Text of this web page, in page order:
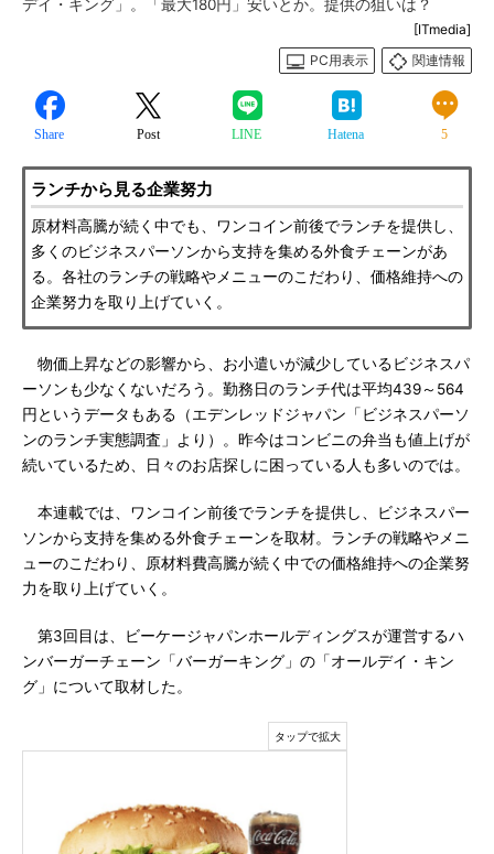
デイ・キング」。「最大180円」安いとか。提供の狙いは？
[ITmedia]
PC用表示
関連情報
Share Post LINE Hatena 5
ランチから見る企業努力
原材料高騰が続く中でも、ワンコイン前後でランチを提供し、
多くのビジネスパーソンから支持を集める外食チェーンがあ
る。各社のランチの戦略やメニューのこだわり、価格維持への
企業努力を取り上げていく。
物価上昇などの影響から、お小遣いが減少しているビジネスパ
ーソンも少なくないだろう。勤務日のランチ代は平均439～564
円というデータもある（エデンレッドジャパン「ビジネスパーソ
ンのランチ実態調査」より）。昨今はコンビニの弁当も値上げが
続いているため、日々のお店探しに困っている人も多いのでは。
本連載では、ワンコイン前後でランチを提供し、ビジネスパー
ソンから支持を集める外食チェーンを取材。ランチの戦略やメニ
ューのこだわり、原材料費高騰が続く中での価格維持への企業努
力を取り上げていく。
第3回目は、ビーケージャパンホールディングスが運営するハ
ンバーガーチェーン「バーガーキング」の「オールデイ・キン
グ」について取材した。